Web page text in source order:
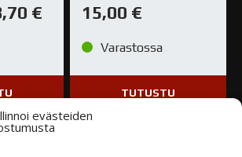
evästeiden
€ 15,00 €
Varastossa
TUTUSTU